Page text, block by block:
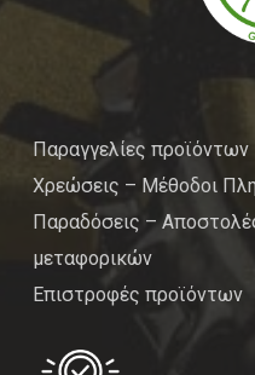
Παραγγελίες προϊόντων
Χρεώσεις – Μέθοδοι
Παραδόσεις –
μεταφορικών
Επιστροφές προϊόντων